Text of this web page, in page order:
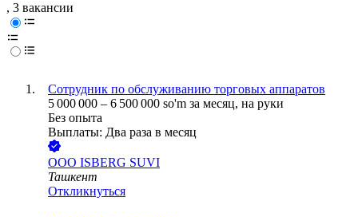
, 3 вакансии
Сотрудник по обслуживанию торговых аппаратов
5 000 000 – 6 500 000 so'm за месяц, на руки
Без опыта
Выплаты: Два раза в месяц
ООО ISBERG SUVI
Ташкент
Откликнуться